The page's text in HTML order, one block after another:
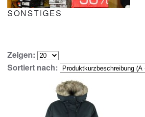
SONSTIGES
Zeigen:
Sortiert nach: